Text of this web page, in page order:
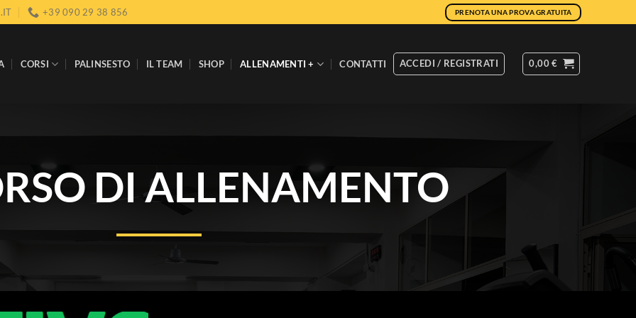
+39 090 29 38 856 PRENOTA UNA PROVA GRATUITA
CORSI PALINSESTO IL TEAM SHOP ALLENAMENTI + CONTATTI ACCEDI / REGISTRATI 0,00€
DI ALLENAMENTO